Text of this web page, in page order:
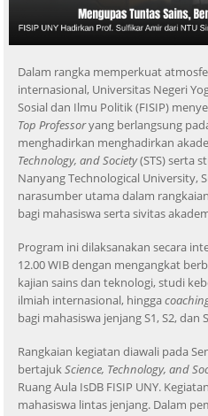
Dalam rangka memperkuat
internasional, Universitas Negeri
Sosial dan Ilmu Politik (FISIP)
Top Professoryang berlangsung
menghadirkan menghadirkan
Technology, and Society(STS) serta
Nanyang Technological University,
narasumber utama dalam
bagi mahasiswa serta sivitas
Program ini dilaksanakan secara
12.00 WIB dengan mengangkat
kajian sains dan teknologi, studi
ilmiah internasional, hingga
bagi mahasiswa jenjang S1, S2, dan
Rangkaian kegiatan diawali pada
bertajukScience, Technology, and
Ruang Aula IsDB FISIP UNY.
mahasiswa lintas jenjang. Dalam